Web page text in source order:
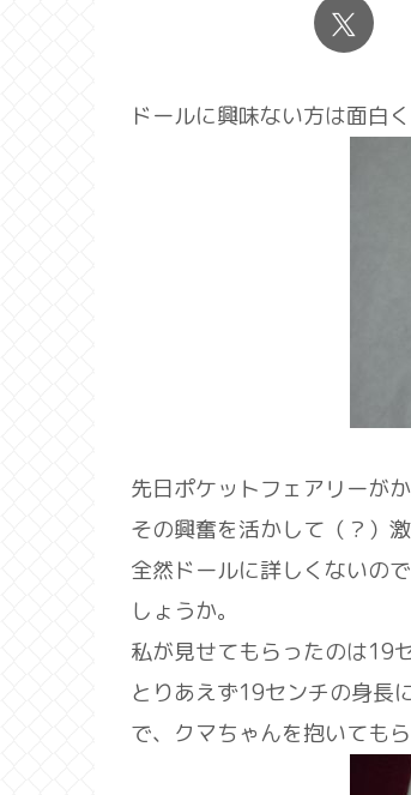
ドールに興味ない方は面白
先日ポケットフェアリーが
その興奮を活かして（？）
全然ドールに詳しくないの
しょうか。
私が見せてもらったのは19
とりあえず19センチの身長
で、クマちゃんを抱いてもら